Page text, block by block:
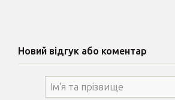
Новий відгук або коментар